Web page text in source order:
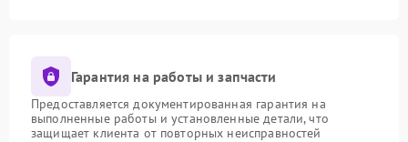
Гарантия на работы и запчасти
Предоставляется документированная гарантия на
выполненные работы и установленные детали, что
защищает клиента от повторных неисправностей